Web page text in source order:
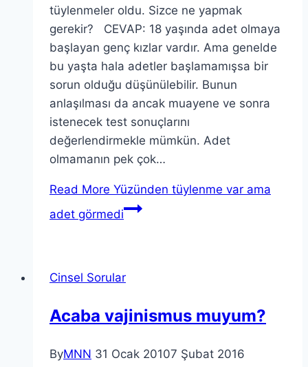
tüylenmeler oldu. Sizce ne yapmak
gerekir? CEVAP: 18 yaşında adet olmaya
başlayan genç kızlar vardır. Ama genelde
bu yaşta hala adetler başlamamışsa bir
sorun olduğu düşünülebilir. Bunun
anlaşılması da ancak muayene ve sonra
istenecek test sonuçlarını
değerlendirmekle mümkün. Adet
olmamanın pek çok…
Read More Yüzünden tüylenme var ama
adet görmedi
Cinsel Sorular
Acaba vajinismus muyum?
ByMNN 31 Ocak 20107 Şubat 2016